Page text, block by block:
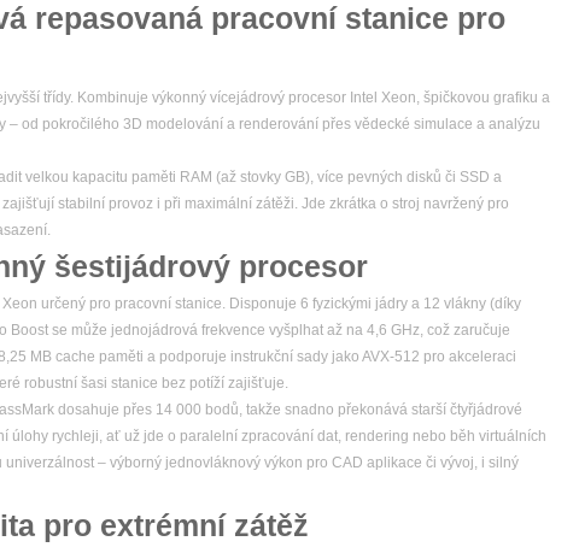
repasovaná pracovní stanice pro
třídy. Kombinuje výkonný vícejádrový procesor Intel Xeon, špičkovou grafiku a
od pokročilého 3D modelování a renderování přes vědecké simulace a analýzu
velkou kapacitu paměti RAM (až stovky GB), více pevných disků či SSD a
stabilní provoz i při maximální zátěži. Jde zkrátka o stroj navržený pro
šestijádrový procesor
určený pro pracovní stanice. Disponuje 6 fyzickými jádry a 12 vlákny (díky
se může jednojádrová frekvence vyšplhat až na 4,6 GHz, což zaručuje
MB cache paměti a podporuje instrukční sady jako AVX-512 pro akceleraci
robustní šasi stanice bez potíží zajišťuje.
dosahuje přes 14 000 bodů, takže snadno překonává starší čtyřjádrové
úlohy rychleji, ať už jde o paralelní zpracování dat, rendering nebo běh virtuálních
– výborný jednovláknový výkon pro CAD aplikace či vývoj, i silný
pro extrémní zátěž